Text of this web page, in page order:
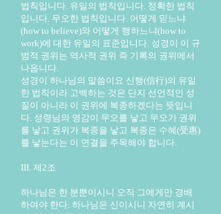
법칙입니다. 유일의 법칙입니다. 정확한 법칙
입니다. 무오한 법칙입니다. 어떻게 믿느냐
(how to believe)와 어떻게 행하느냐(how to
work)에 대한 유일의 표준입니다. 성경이 이 규
범적 권위는 역사적 권위 즉 기록의 권위에서
나옵니다.
성경이 하나님의 말씀이요 신행(信行)의 유일
한 법칙이라 고백하는 것은 단지 선언적인 성
질이 아니라 이 권위에 복종하겠다는 뜻입니
다. 성령님의 영감이 무오를 낳고 무오가 권위
를 낳고 권위가 복종을 낳고 복종은 수혜(受惠)
를 낳는다는 이 연결을 주목해야 합니다.
III. 제2조
하나님은 한 분뿐이시니 오직 그에게만 경배
하여야 한다. 하나님은 신이시니 자연히 계시